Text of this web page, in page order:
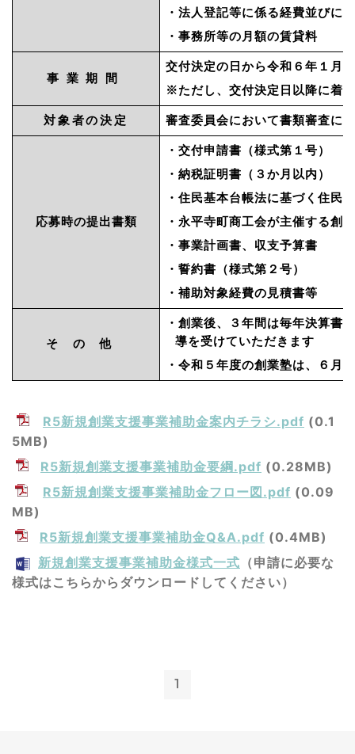
・法人登記等に係る経費並び
・事務所等の月額の賃貸料
事業期間
交付決定の日から令和６年１月
※ただし、交付決定日以降に着
対象者の決定 審査委員会において書類審査に
応募時の提出書類
・交付申請書（様式第１号）
・納税証明書（３か月以内）
・住民基本台帳法に基づく住民
・永平寺町商工会が主催する創
・事業計画書、収支予算書
・誓約書（様式第２号）
・補助対象経費の見積書等
その他
・創業後、３年間は毎年決算書
導を受けていただきます
・令和５年度の創業塾は、６月
R5新規創業支援事業補助金案内チラシ.pdf (0.1
5MB)
R5新規創業支援事業補助金要綱.pdf (0.28MB)
R5新規創業支援事業補助金フロー図.pdf (0.09
MB)
R5新規創業支援事業補助金Q&A.pdf (0.4MB)
新規創業支援事業補助金様式一式 （申請に必要な
様式はこちらからダウンロードしてください）
1